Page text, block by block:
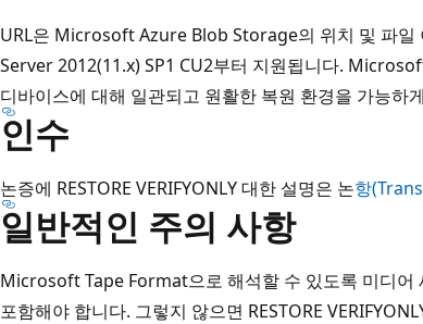
URL은 Microsoft Azure Blob Storage의 위치 및 파일
Server 2012(11.x) SP1 CU2부터 지원됩니다.
디바이스에 대해 일관되고 원활한 복원 환경을 가능하
인수
논증에 RESTORE VERIFYONLY 대한 설명은 논항
일반적인 주의 사항
Microsoft Tape Format으로 해석할 수 있도록 미디어
포함해야 합니다. 그렇지 않으면 RESTORE